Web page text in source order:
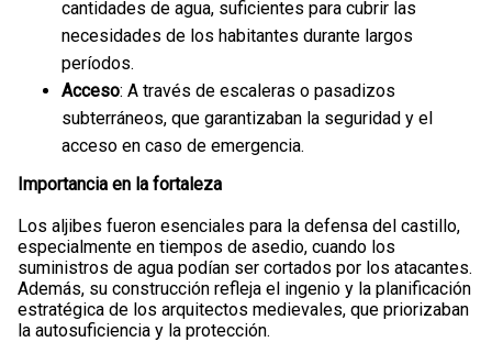
cantidades de agua, suficientes para cubrir las
necesidades de los habitantes durante largos
períodos.
Acceso: A través de escaleras o pasadizos
subterráneos, que garantizaban la seguridad y el
acceso en caso de emergencia.
Importancia en la fortaleza
Los aljibes fueron esenciales para la defensa del castillo,
especialmente en tiempos de asedio, cuando los
suministros de agua podían ser cortados por los atacantes.
Además, su construcción refleja el ingenio y la planificación
estratégica de los arquitectos medievales, que priorizaban
la autosuficiencia y la protección.